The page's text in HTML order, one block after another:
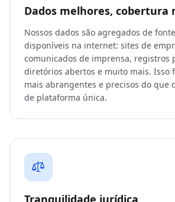
Dados melhores, cobertura
Nossos dados são agregados de
disponíveis na internet: sites de
comunicados de imprensa, registros
diretórios abertos e muito mais. Isso
mais abrangentes e precisos do que
de plataforma única.
Tranquilidade jurídica